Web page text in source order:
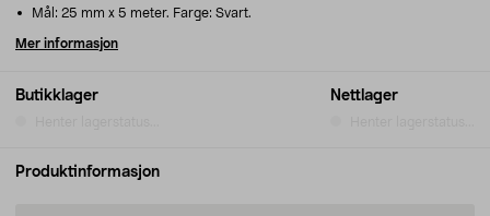
Butikklager Nettlager
Mål: 25 mm x 5 meter. Farge: Svart.
Mer informasjon
Produktinformasjon